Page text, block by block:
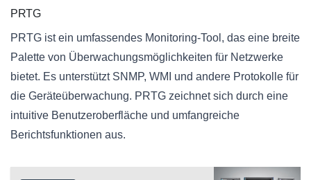
PRTG
PRTG ist ein umfassendes Monitoring-Tool, das eine breite
Palette von Überwachungsmöglichkeiten für Netzwerke
bietet. Es unterstützt SNMP, WMI und andere Protokolle für
die Geräteüberwachung. PRTG zeichnet sich durch eine
intuitive Benutzeroberfläche und umfangreiche
Berichtsfunktionen aus.